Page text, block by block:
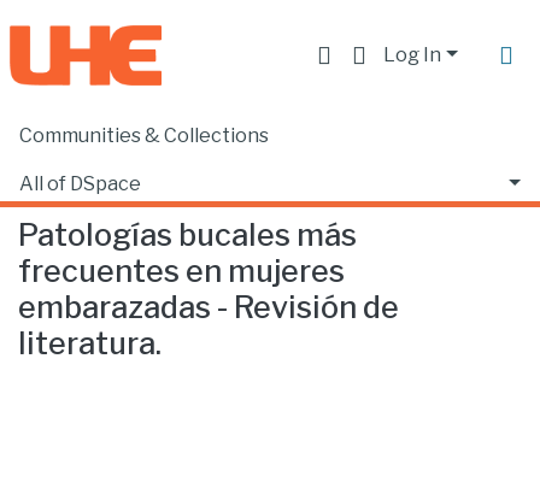
Log In
Communities & Collections
All of DSpace
Statistics
Home
Patologías bucales más
frecuentes en mujeres
embarazadas - Revisión de
literatura.